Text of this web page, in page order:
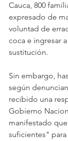
Cauca, 800
expresado de
voluntad de
coca e ingresar
sustitución.
Sin embargo,
según
recibido una
Gobierno
manifestado
suficientes"